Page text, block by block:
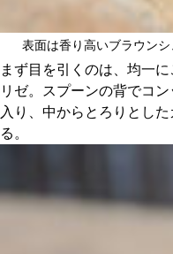
表面は香り高いブラウン
まず目を引くのは、均一
リゼ。スプーンの背でコ
入り、中からとろりとし
る。